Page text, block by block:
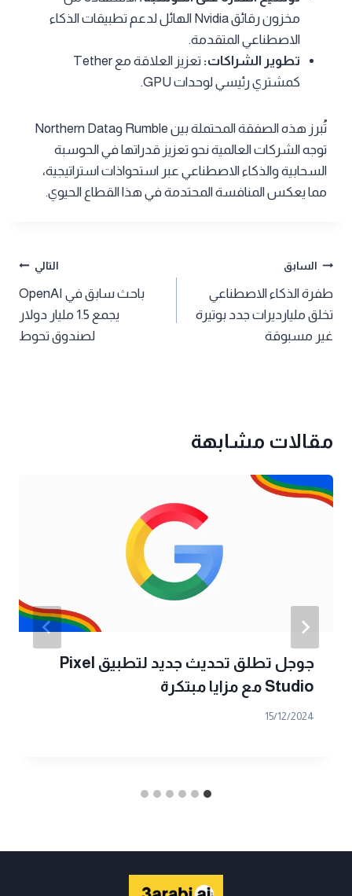
مخزون رقائق Nvidia الهائل لدعم تطبيقات الذكاء
الاصطناعي المتقدمة.
تطوير الشراكات:
تعزيز العلاقة مع Tether
كمشتري رئيسي لوحدات GPU.
تُبرز هذه الصفقة المحتملة بين Rumble وNorthern Data
توجه الشركات العالمية نحو تعزيز قدراتها في الحوسبة
السحابية والذكاء الاصطناعي عبر استحواذات استراتيجية،
مما يعكس المنافسة المحتدمة في هذا القطاع الحيوي.
تصفّح
المقالات
السابق
طفرة الذكاء الاصطناعي
تخلق مليارديرات جدد بوتيرة
غير مسبوقة
التالي
باحث سابق في OpenAI
يجمع 1.5 مليار دولار
لصندوق تحوط
مقالات مشابهة
جوجل تطلق تحديث جديد لتطبيق Pixel
Studio مع مزايا مبتكرة
15/12/2024